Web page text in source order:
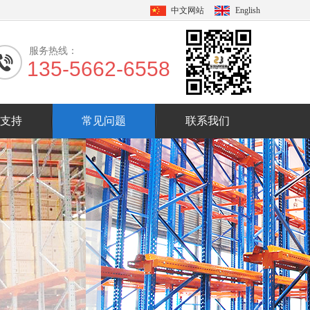
中文网站 English
服务热线：
135-5662-6558
持 常见问题 联系我们